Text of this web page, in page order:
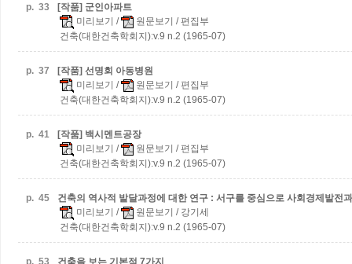
p. 33
[작품] 군인아파트
미리보기 / 원문보기 / 편집부
건축(대한건축학회지):v.9 n.2 (1965-07)
p. 37
[작품] 선명회 아동병원
미리보기 / 원문보기 / 편집부
건축(대한건축학회지):v.9 n.2 (1965-07)
p. 41
[작품] 백시멘트공장
미리보기 / 원문보기 / 편집부
건축(대한건축학회지):v.9 n.2 (1965-07)
p. 45
건축의 역사적 발달과정에 대한 연구 : 서구를 중심으로 사회경제발전
미리보기 / 원문보기 / 강기세
건축(대한건축학회지):v.9 n.2 (1965-07)
p. 53
건축을 보는 기본점 7가지